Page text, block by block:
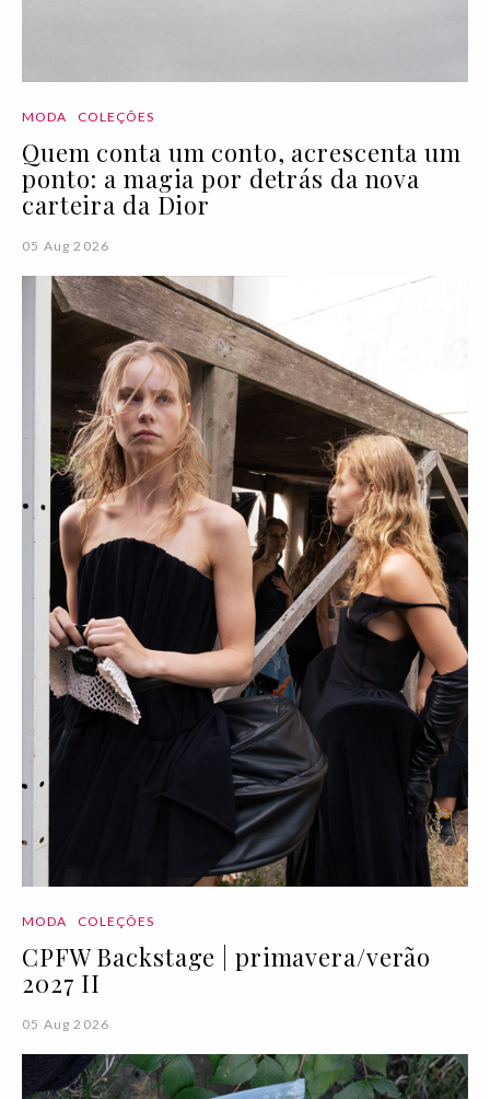
MODA COLEÇÕES
Quem conta um conto, acrescenta um
ponto: a magia por detrás da nova
carteira da Dior
05 Aug 2026
MODA COLEÇÕES
CPFW Backstage | primavera/verão
2027 II
05 Aug 2026